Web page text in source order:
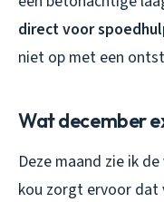
direct voor
niet op met een
Wat december
Deze maand zie ik
kou zorgt ervoor dat